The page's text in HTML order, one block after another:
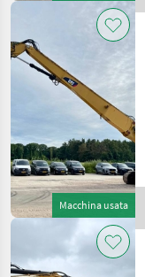
Macchina usata